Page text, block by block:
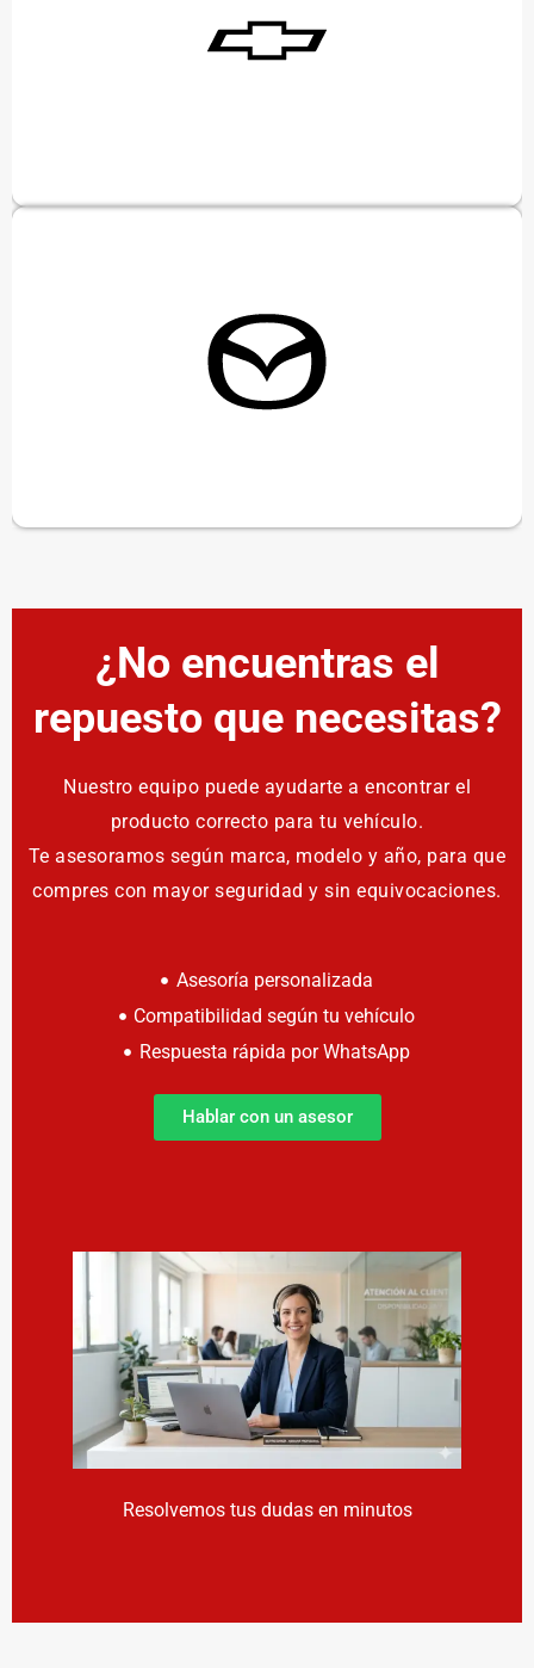
¿No encuentras el
repuesto que necesitas?
Nuestro equipo puede ayudarte a encontrar el
producto correcto para tu vehículo.
Te asesoramos según marca, modelo y año, para que
compres con mayor seguridad y sin equivocaciones.
Asesoría personalizada
Compatibilidad según tu vehículo
Respuesta rápida por WhatsApp
Hablar con un asesor
Resolvemos tus dudas en minutos